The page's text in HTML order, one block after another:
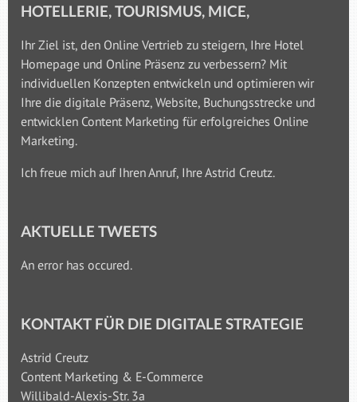
HOTELLERIE, TOURISMUS, MICE,
Ihr Ziel ist, den Online Vertrieb zu steigern, Ihre Hotel
Homepage und Online Präsenz zu verbessern? Mit
individuellen Konzepten entwickeln und optimieren wir
Ihre die digitale Präsenz, Website, Buchungsstrecke und
entwicklen Content Marketing für erfolgreiches Online
Marketing.
Ich freue mich auf Ihren Anruf, Ihre Astrid Creutz.
AKTUELLE TWEETS
An error has occured.
KONTAKT FÜR DIE DIGITALE STRATEGIE
Astrid Creutz
Content Marketing & E-Commerce
Willibald-Alexis-Str. 3a